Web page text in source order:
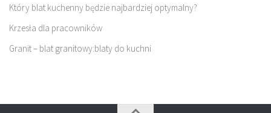
Który blat kuchenny będzie najbardziej optymalny?
Krzesła dla pracowników
Granit – blat granitowy:blaty do kuchni